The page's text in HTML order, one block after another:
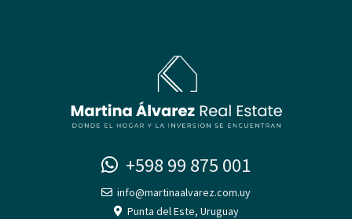
+598 99 875 001
info@martinaalvarez.com.uy
Punta del Este, Uruguay